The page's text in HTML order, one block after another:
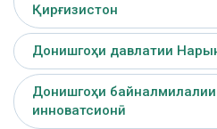
Қирғизистон
Донишгоҳи давлатии
Донишгоҳи байналмилалии
инноватсионӣ